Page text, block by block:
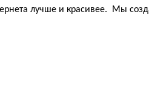
лучше и красивее. Мы